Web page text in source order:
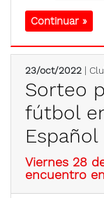
Continuar »
23/oct/2022 |
Sorteo
fútbol
Español
Viernes 28
encuentro